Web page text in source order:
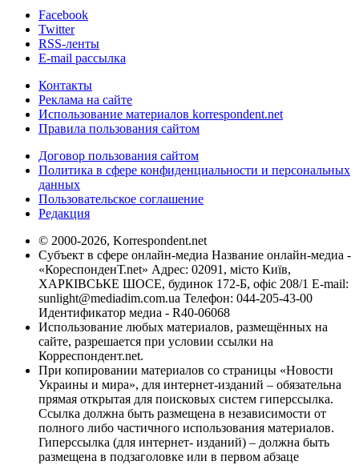
Facebook
Twitter
RSS-ленты
E-mail рассылка
Контакты
Реклама на сайте
Использование материалов korrespondent.net
Правила пользования сайтом
Договор пользования сайтом
Политика в сфере конфиденциальности и персональных
данных
Пользовательское соглашение
Редакция
© 2000-2026, Korrespondent.net
Субъект в сфере онлайн-медиа Название онлайн-медиа -
«КореспонденТ.net» Адрес: 02091, місто Київ,
ХАРКІВСЬКЕ ШОСЕ, будинок 172-Б, офіс 208/1 E-mail:
sunlight@mediadim.com.ua Телефон: 044-205-43-00
Идентификатор медиа - R40-06068
Использование любых материалов, размещённых на
сайте, разрешается при условии ссылки на
Корреспондент.net.
При копировании материалов со страницы «Новости
Украины и мира», для интернет-изданий – обязательна
прямая открытая для поисковых систем гиперссылка.
Ссылка должна быть размещена в независимости от
полного либо частичного использования материалов.
Гиперссылка (для интернет- изданий) – должна быть
размещена в подзаголовке или в первом абзаце